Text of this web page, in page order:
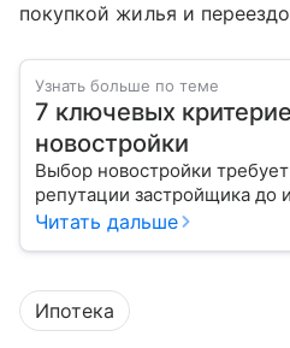
покупкой жилья и
Узнать больше по теме
7 ключевых
новостройки
Выбор новостройки
репутации застройщика до
Читать дальше
Ипотека